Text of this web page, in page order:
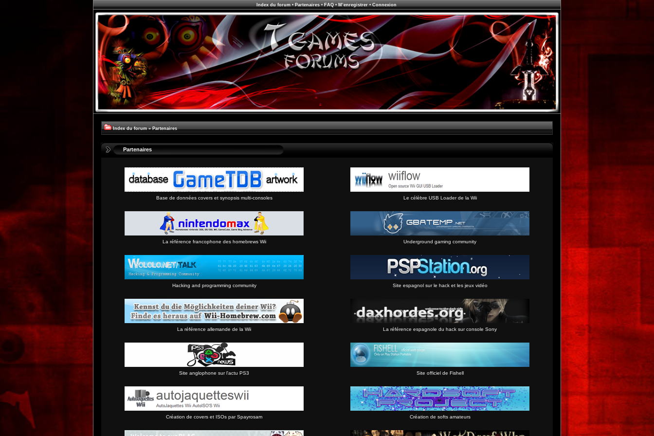
Index du forum• Partenaires• FAQ• M’enregistrer• Connexion
Index du forum » Partenaires
Partenaires
Base de données covers et synopsis multi-consoles Le célèbre USB Loader de la Wii
La référence francophone des homebrews Wii Underground gaming community
Hacking and programming community Site espagnol sur le hack et les jeux vidéo
La référence allemande de la Wii La référence espagnole du hack sur console Sony
Site anglophone sur l'actu PS3 Site officiel de Fishell
Création de covers et ISOs par Spayrosam Création de softs amateurs